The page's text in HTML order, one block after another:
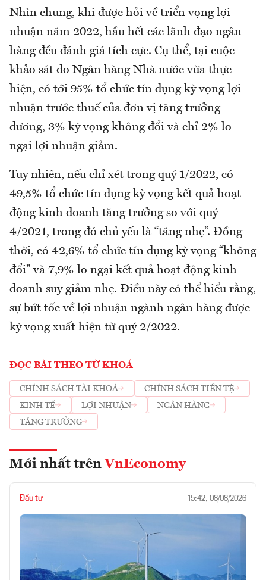
Nhìn chung, khi được hỏi về triển vọng lợi
nhuận năm 2022, hầu hết các lãnh đạo ngân
hàng đều đánh giá tích cực. Cụ thể, tại cuộc
khảo sát do Ngân hàng Nhà nước vừa thực
hiện, có tới 95% tổ chức tín dụng kỳ vọng lợi
nhuận trước thuế của đơn vị tăng trưởng
dương, 3% kỳ vọng không đổi và chỉ 2% lo
ngại lợi nhuận giảm.
Tuy nhiên, nếu chỉ xét trong quý 1/2022, có
49,5% tổ chức tín dụng kỳ vọng kết quả hoạt
động kinh doanh tăng trưởng so với quý
4/2021, trong đó chủ yếu là “tăng nhẹ”. Đồng
thời, có 42,6% tổ chức tín dụng kỳ vọng “không
đổi” và 7,9% lo ngại kết quả hoạt động kinh
doanh suy giảm nhẹ. Điều này có thể hiểu rằng,
sự bứt tốc về lợi nhuận ngành ngân hàng được
kỳ vọng xuất hiện từ quý 2/2022.
ĐỌC BÀI THEO TỪ KHOÁ
CHÍNH SÁCH TÀI KHOÁ
CHÍNH SÁCH TIỀN TỆ
KINH TẾ
LỢI NHUẬN
NGÂN HÀNG
TĂNG TRƯỞNG
Mới nhất trên VnEconomy
Đầu tư 15:42, 08/08/2026